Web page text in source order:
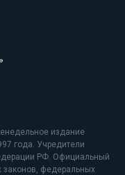
издание
года. Учредители
РФ. Официальный
законов, федеральных